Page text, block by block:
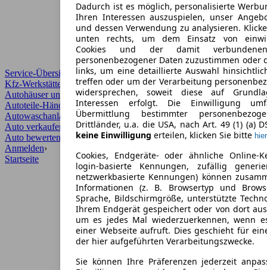
Service-Übersicht
Kfz-Werkstätten
Autohäuser und Händler
Autoteile-Händler
Autowaschanlagen
Auto verkaufen
Auto bewerten
Anmelden›
Dadurch ist es möglich, personalisierte
Ihren Interessen auszuspielen, unser
und dessen Verwendung zu analysieren.
unten rechts, um dem Einsatz von
Cookies und der damit
personenbezogener Daten zuzustimmen oder
links, um eine detaillierte Auswahl
treffen oder um der Verarbeitung
widersprechen, soweit diese auf
Interessen erfolgt. Die Einwilligung
Übermittlung bestimmter
Drittländer, u.a. die USA, nach Art. 49 (1) (a)
keine Einwilligung erteilen, klicken Sie bitte hier
Cookies, Endgeräte- oder ähnliche Online-
login-basierte Kennungen, zufällig
netzwerkbasierte Kennungen) können
Informationen (z. B. Browsertyp und
Sprache, Bildschirmgröße, unterstützte
Ihrem Endgerät gespeichert oder von dort
um es jedes Mal wiederzuerkennen, wenn
einer Webseite aufruft. Dies geschieht für
der hier aufgeführten Verarbeitungszwecke.
Sie können Ihre Präferenzen jederzeit
Startseite